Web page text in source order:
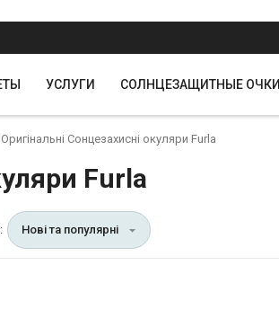
УСЛУГИ СОЛНЦЕЗАЩИТНЫЕ ОЧКИ
Оригінальні Сонцезахисні окуляри Furla
Furla
Нові та популярні